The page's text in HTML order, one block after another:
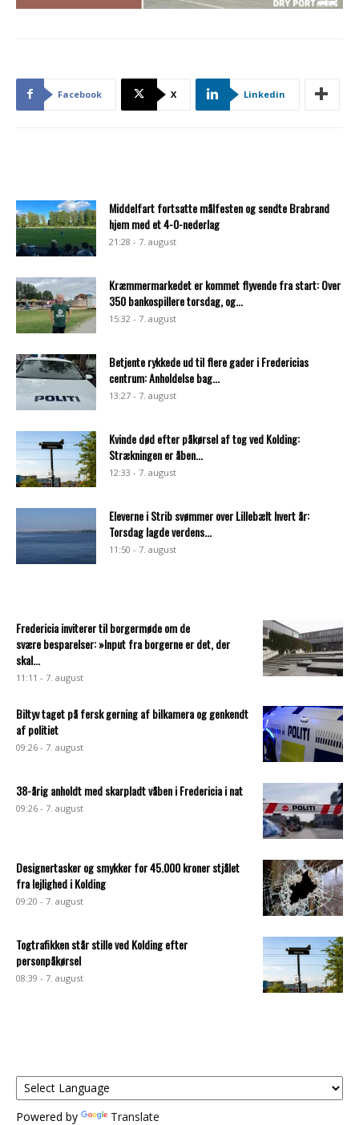
Facebook X Linkedin
Middelfart fortsatte målfesten og sendte Brabrand
hjem med et 4-0-nederlag
21:28 - 7. august
Kræmmermarkedet er kommet flyvende fra start: Over
350 bankospillere torsdag, og...
15:32 - 7. august
Betjente rykkede ud til flere gader i Fredericias
centrum: Anholdelse bag...
13:27 - 7. august
Kvinde død efter påkørsel af tog ved Kolding:
Strækningen er åben...
12:33 - 7. august
Eleverne i Strib svømmer over Lillebælt hvert år:
Torsdag lagde verdens...
11:50 - 7. august
Fredericia inviterer til borgermøde om de
svære besparelser: »Input fra borgerne er det, der
skal...
11:11 - 7. august
Biltyv taget på fersk gerning af bilkamera og genkendt
af politiet
09:26 - 7. august
38-årig anholdt med skarpladt våben i Fredericia i nat
09:26 - 7. august
Designertasker og smykker for 45.000 kroner stjålet
fra lejlighed i Kolding
09:20 - 7. august
Togtrafikken står stille ved Kolding efter
personpåkørsel
08:39 - 7. august
Powered by Translate